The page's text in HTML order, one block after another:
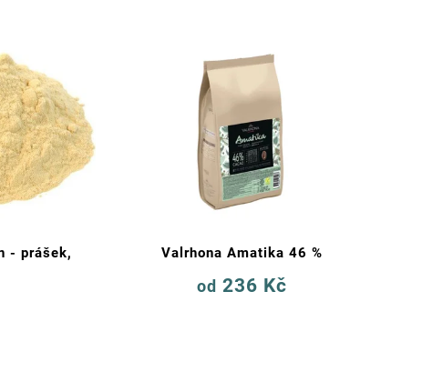
- prášek,
Valrhona Amatika 46 %
od 236 Kč